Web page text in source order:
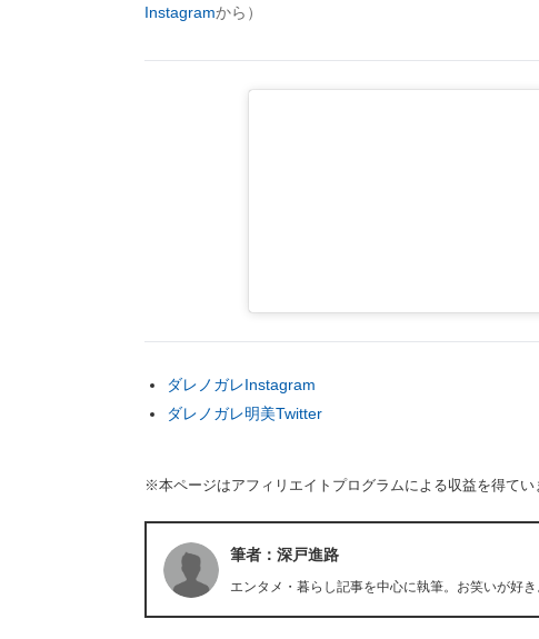
Instagramから）
ダレノガレInstagram
ダレノガレ明美Twitter
※本ページはアフィリエイトプログラムによる収益を得てい
筆者：深戸進路
エンタメ・暮らし記事を中心に執筆。お笑いが好